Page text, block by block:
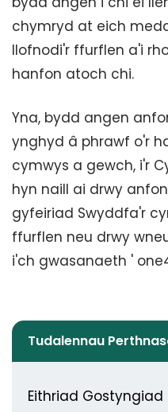
chymryd at eich
llofnodi'r ffurflen a'i
hanfon atoch chi.
Yna, bydd angen
ynghyd â phrawf o'r
cymwys a gewch, i'r
hyn naill ai drwy
gyfeiriad Swyddfa'r
ffurflen neu drwy
i'ch gwasanaeth '
Tudalennau
Eithriad